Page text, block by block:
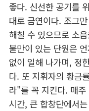
좋다. 신선한 공기를
대로 금연이다. 조그
해칠 수 있으므로 소
불만이 있는 단원은
없이 일해 나가며, 정
다. 또 지휘자의 황금
라"를 꼭 지킨다. 매
시간, 큰 합창단에서